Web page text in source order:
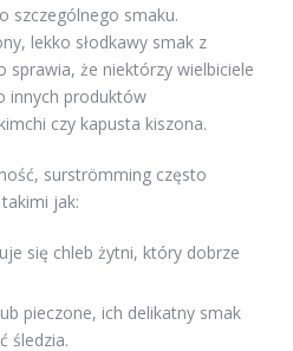
szczególnego smaku.
lekko słodkawy smak z
że niektórzy wielbiciele
innych produktów
czy kapusta kiszona.
surströmming często
jak:
się chleb żytni, który dobrze
pieczone, ich delikatny smak
śledzia.